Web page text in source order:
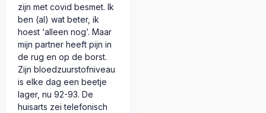
zijn met covid besmet. Ik
ben (al) wat beter, ik
hoest ‘alleen nog’. Maar
mijn partner heeft pijn in
de rug en op de borst.
Zijn bloedzuurstofniveau
is elke dag een beetje
lager, nu 92-93. De
huisarts zei telefonisch